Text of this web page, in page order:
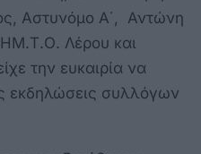
Αστυνόμο Α΄, Αντώνη
Λέρου και
την ευκαιρία να
εκδηλώσεις συλλόγων